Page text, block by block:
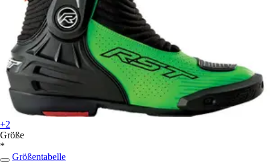
+2
Größe
*
Größentabelle